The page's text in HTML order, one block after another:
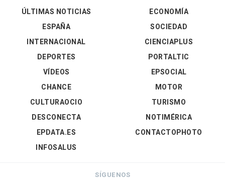
ÚLTIMAS NOTICIAS
ESPAÑA
INTERNACIONAL
DEPORTES
VÍDEOS
ECONOMÍA
SOCIEDAD
CIENCIAPLUS
PORTALTIC
EPSOCIAL
CHANCE
CULTURAOCIO
DESCONECTA
EPDATA.ES
INFOSALUS
MOTOR
TURISMO
NOTIMÉRICA
CONTACTOPHOTO
SÍGUENOS